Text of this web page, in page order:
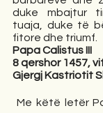
duke mbajtur
tuaja, duke të
fitore dhe triumf.
Papa Calistus III
8 qershor 1457,
Gjergj Kastriotit